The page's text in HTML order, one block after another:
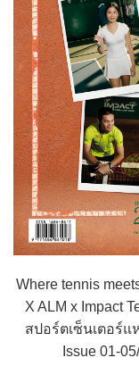
Where tennis
X ALM x Impact
สปอร์ตเซ็นเตอร์แ
Issue 01-